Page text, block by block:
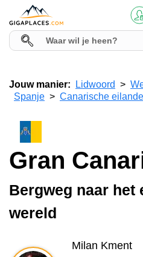
Jouw manier: Lidwoord
Spanje
Canarische
Gran
Bergweg naar het
wereld
Milan Kment